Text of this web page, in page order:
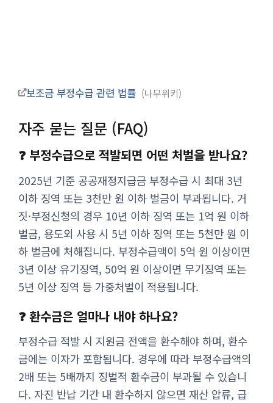
보조금 부정수급 관련 법률 나무위키
자주 묻는 질문 (FAQ)
❓ 부정수급으로 적발되면 어떤 처벌을 받나요?
2025년 기준 공공재정지급금 부정수급 시 최대 3년
이하 징역 또는 3천만 원 이하 벌금이 부과됩니다. 거
짓·부정신청의 경우 10년 이하 징역 또는 1억 원 이하
벌금, 용도외 사용 시 5년 이하 징역 또는 5천만 원 이
하 벌금에 처해집니다. 부정수급액이 5억 원 이상이면
3년 이상 유기징역, 50억 원 이상이면 무기징역 또는
5년 이상 징역 등 가중처벌이 적용됩니다.
❓ 환수금은 얼마나 내야 하나요?
부정수급 적발 시 지원금 전액을 환수해야 하며, 환수
금에는 이자가 포함됩니다. 경우에 따라 부정수급액의
2배 또는 5배까지 징벌적 환수금이 부과될 수 있습니
다. 자진 반납 기간 내 환수하지 않으면 재산 압류, 급